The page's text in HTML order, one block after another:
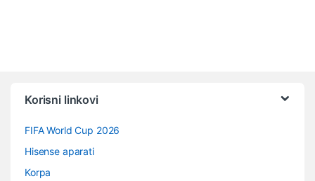
Korisni linkovi
FIFA World Cup 2026
Hisense aparati
Korpa